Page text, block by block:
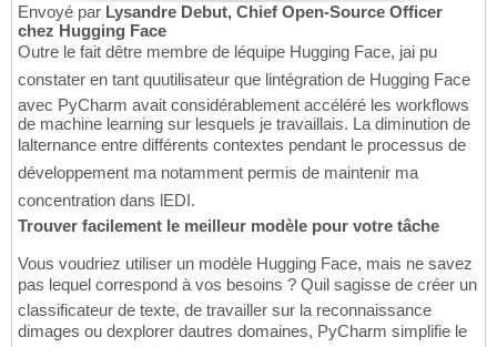
Envoyé par Lysandre Debut, Chief Open-Source Officer
chez Hugging Face
Outre le fait dêtre membre de léquipe Hugging Face, jai pu
constater en tant quutilisateur que lintégration de Hugging Face
avec PyCharm avait considérablement accéléré les workflows
de machine learning sur lesquels je travaillais. La diminution de
lalternance entre différents contextes pendant le processus de
développement ma notamment permis de maintenir ma
concentration dans lEDI.
Trouver facilement le meilleur modèle pour votre tâche
Vous voudriez utiliser un modèle Hugging Face, mais ne savez
pas lequel correspond à vos besoins ? Quil sagisse de créer un
classificateur de texte, de travailler sur la reconnaissance
dimages ou dexplorer dautres domaines, PyCharm simplifie le